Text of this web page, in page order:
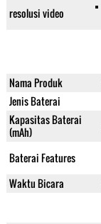
resolusi video
Nama Produk
Jenis Baterai
Kapasitas Baterai
(mAh)
Baterai Features
Waktu Bicara